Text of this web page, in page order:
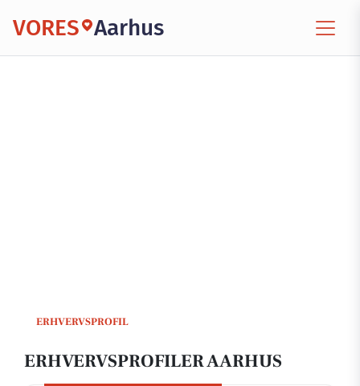
VORES Aarhus
ERHVERVSPROFIL
ERHVERVSPROFILER AARHUS